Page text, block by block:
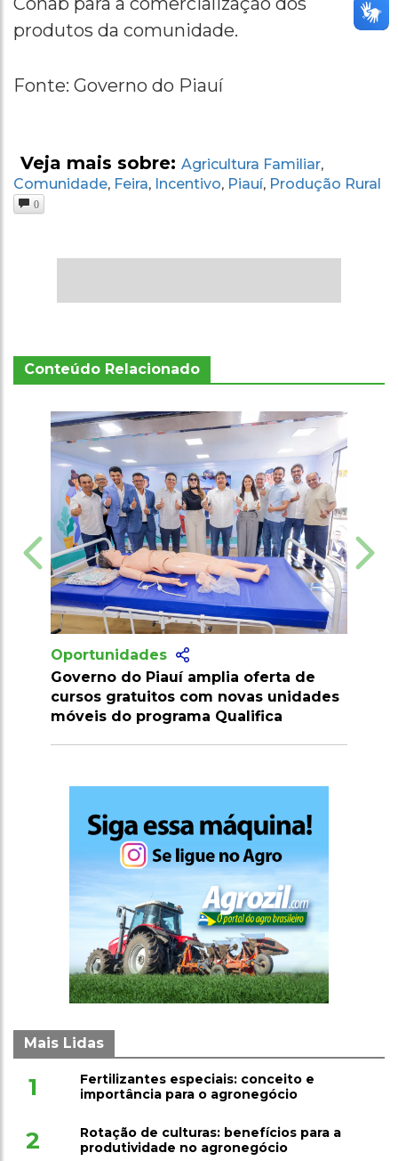
produtos da comunidade.
Fonte: Governo do Piauí
Veja mais sobre: Agricultura Familiar,
Comunidade, Feira, Incentivo, Piauí, Produção Rural
0
Conteúdo Relacionado
Oportunidades
Vagas no Senai Maranhão salário até
R$ 7 mil para níveis médio, técnico e
superior
Mais Lidas
1
Fertilizantes especiais: conceito e
importância para o agronegócio
2
Rotação de culturas: benefícios para a
produtividade no agronegócio